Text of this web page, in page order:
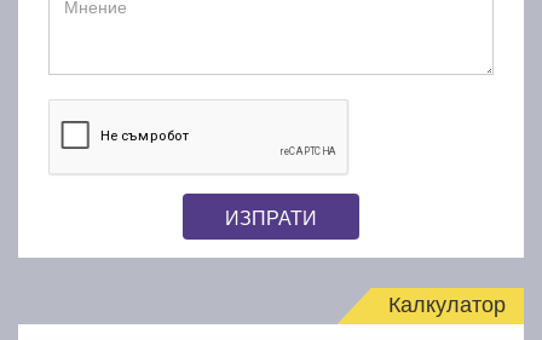
ИЗПРАТИ
Калкулатор